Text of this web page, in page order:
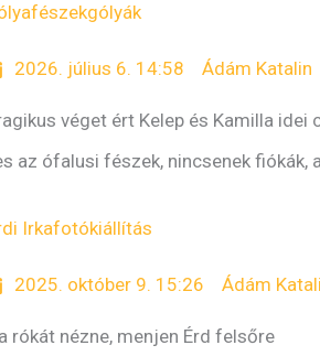
gólyák
2026. július 6. 14:58 Ádám Katalin
véget ért Kelep és Kamilla idei
az ófalusi fészek, nincsenek fiókák,
Irkafotókiállítás
2025. október 9. 15:26 Ádám
rókát nézne, menjen Érd felsőre